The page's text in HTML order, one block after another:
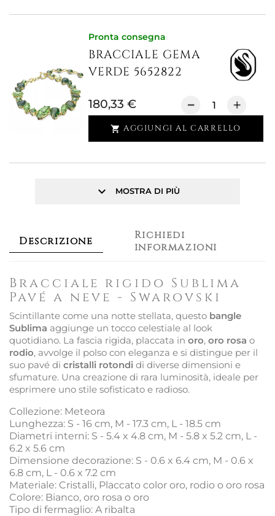
Pronta consegna
BRACCIALE GEMA
VERDE 5652822
180,33 €
 AGGIUNGI AL CARRELLO
keyboard_arrow_down MOSTRA DI PIÙ
Descrizione
Richiedi
informazioni
Bracciale rigido Sublima
Pavé a neve - Swarovski
Scintillante come una notte stellata, questo bangle
Sublima aggiunge un tocco celestiale al look
quotidiano. La fascia rigida, placcata in oro, oro rosa o
rodio, avvolge il polso con eleganza e si distingue per il
suo pavé di cristalli rotondi di diverse dimensioni e
sfumature. Una creazione di rara luminosità, ideale per
esprimere uno stile sofisticato e radioso.
Collezione: Meteora
Lunghezza: S - 16 cm, M - 17.3 cm, L - 18.5 cm
Diametri interni: S - 5.4 x 4.8 cm, M - 5.8 x 5.2 cm, L -
6.2 x 5.6 cm
Dimensione decorazione: S - 0.6 x 6.4 cm, M - 0.6 x
6.8 cm, L - 0.6 x 7.2 cm
Materiale: Cristalli, Placcato color oro, rodio o oro rosa
Colore: Bianco, oro rosa o oro
Tipo di fermaglio: A ribalta